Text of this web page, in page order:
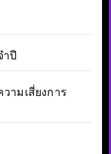
ำปี
ามเสี่ยงการ